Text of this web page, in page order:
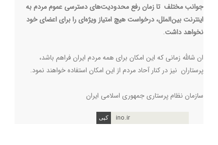
جوانبمختلف تازمانرفع محدودیت‌هایدسترسی عموممردمبه
اینترنتبین‌الملل، درخواستهیچ امتیاز ویژه‌ایرابرایاعضایخود
نخواهد داشت.
ان شالله زمانی که این امکان برای همه مردم ایران فراهم باشد،
پرستاران نیز در کنار آحاد مردم از این امکان استفاده خواهند نمود.
سازمان نظام پرستاری جمهوری اسلامی ایران
ino.ir